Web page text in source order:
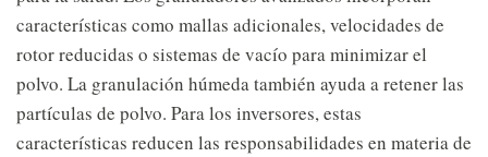
características como mallas adicionales, velocidades de
rotor reducidas o sistemas de vacío para minimizar el
polvo. La granulación húmeda también ayuda a retener las
partículas de polvo. Para los inversores, estas
características reducen las responsabilidades en materia de